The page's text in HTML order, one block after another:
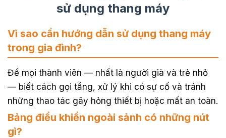
sử dụng thang máy
Vì sao cần hướng dẫn sử dụng thang máy
trong gia đình?
Để mọi thành viên — nhất là người già và trẻ nhỏ
— biết cách gọi tầng, xử lý khi có sự cố và tránh
những thao tác gây hỏng thiết bị hoặc mất an toàn.
Bảng điều khiển ngoài sảnh có những nút
gì?